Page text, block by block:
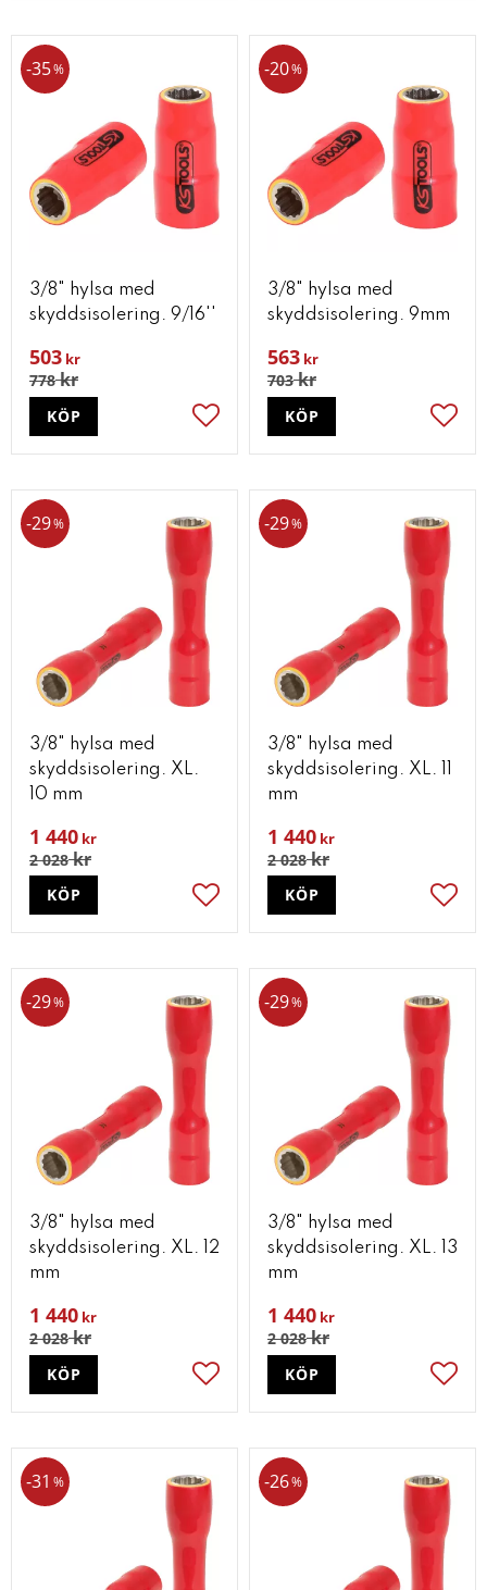
3/8" hylsa med
skyddsisolering. 9/16''
503 kr
778kr
35%
Lägg till i favoriter
KÖP
3/8" hylsa med
skyddsisolering. 9mm
563 kr
703kr
20%
KÖP
3/8" hylsa med
skyddsisolering. XL.
10 mm
1 440 kr
2 028kr
29%
Lägg till i favoriter
KÖP
3/8" hylsa med
skyddsisolering. XL. 11
mm
1 440 kr
2 028kr
29%
KÖP
3/8" hylsa med
skyddsisolering. XL. 12
mm
1 440 kr
2 028kr
29%
Lägg till i favoriter
KÖP
3/8" hylsa med
skyddsisolering. XL. 13
mm
1 440 kr
2 028kr
29%
KÖP
31 % 26%